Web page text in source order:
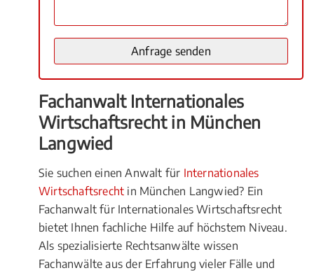
Fachanwalt Internationales
Wirtschaftsrecht in München
Langwied
Sie suchen einen Anwalt für Internationales
Wirtschaftsrecht in München Langwied? Ein
Fachanwalt für Internationales Wirtschaftsrecht
bietet Ihnen fachliche Hilfe auf höchstem Niveau.
Als spezialisierte Rechtsanwälte wissen
Fachanwälte aus der Erfahrung vieler Fälle und